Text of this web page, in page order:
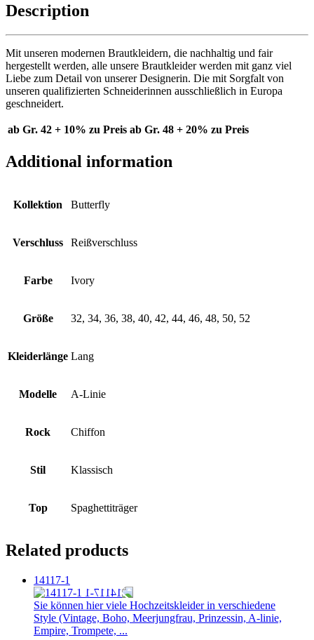
Description
Mit unseren modernen Brautkleidern, die nachhaltig und fair
hergestellt werden, alle unsere Brautkleider werden mit ganz viel
Liebe zum Detail von unserer Designerin. Die mit Sorgfalt von
unseren qualifizierten Schneiderinnen ausschließlich in Europa
geschneidert.
ab Gr. 42 + 10% zu Preis ab Gr. 48 + 20% zu Preis
Additional information
Kollektion Butterfly
Verschluss Reißverschluss
Farbe Ivory
Größe 32, 34, 36, 38, 40, 42, 44, 46, 48, 50, 52
Kleiderlänge Lang
Modelle A-Linie
Rock Chiffon
Stil Klassisch
Top Spaghettiträger
Related products
14117-1
Sie können hier viele Hochzeitskleider in verschiedene
Style (Vintage, Boho, Meerjungfrau, Prinzessin, A-linie,
Empire, Trompete, ...